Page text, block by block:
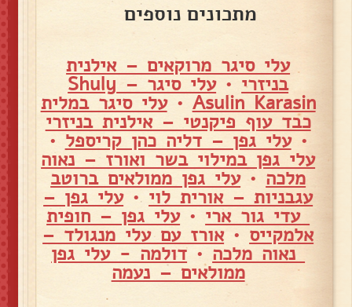
מתכונים נוספים
עלי סיגר מרוקאים – אילנית
בניזרי • עלי סיגר – Shuly
Asulin Karasin
•עלי סיגר במלית
כבד עוף פיקנטי – אילנית בניזרי
•עלי גפן – דליה כהן קריספל •
עלי גפן במילוי בשר ואורז – נאוה
מלכה •עלי גפן ממולאים ברוטב
עגבניות – אורית לוי •עלי גפן –
עדי גור ארי •עלי גפן – חופית
אלמקייס •אורז עם עלי מנגולד –
נאוה מלכה • דולמה - עלי גפן
ממולאים – נעמה